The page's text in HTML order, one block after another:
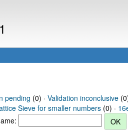
pending (0) · Validation inconclusive
Sieve for smaller numbers (0) ·